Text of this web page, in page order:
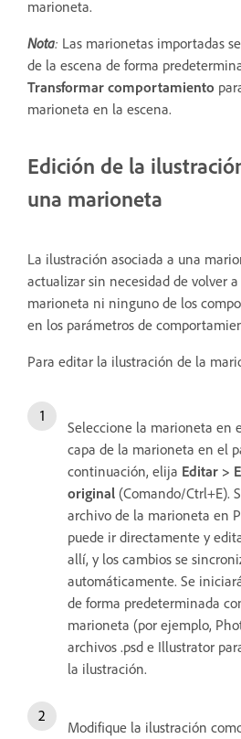
marioneta.
Nota: Las marionetas importadas
de la escena de forma
Transformar comportamiento
marioneta en la escena.
Edición de la
una marioneta
La ilustración asociada a una
actualizar sin necesidad de volver
marioneta ni ninguno de los
en los parámetros de
Para editar la ilustración de la
Seleccione la marioneta en
capa de la marioneta en el
continuación, elija Editar >
original (Comando/Ctrl+E).
archivo de la marioneta en
puede ir directamente y
allí, y los cambios se
automáticamente. Se
de forma predeterminada
marioneta (por ejemplo,
archivos .psd e Illustrator
la ilustración.
Modifique la ilustración